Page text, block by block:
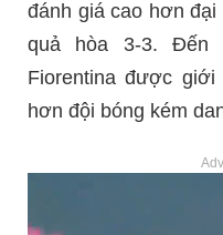
đánh giá cao hơn
quả hòa 3-3.
Fiorentina được
hơn đội bóng kém